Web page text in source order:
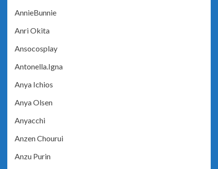
AnnieBunnie
Anri Okita
Ansocosplay
Antonella.Igna
Anya Ichios
Anya Olsen
Anyacchi
Anzen Chourui
Anzu Purin